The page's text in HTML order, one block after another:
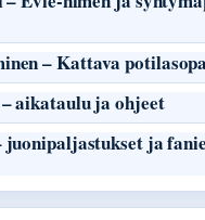
– Kattava
aikataulu ja ohjeet
juonipaljastukset ja